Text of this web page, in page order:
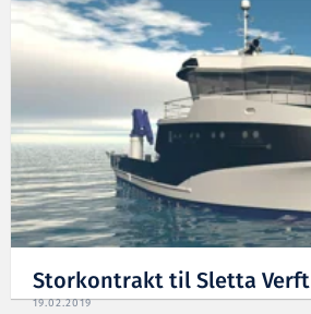
Storkontrakt til Sletta Verft
19.02.2019